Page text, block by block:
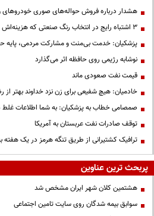
هشدار درباره فروش حواله‌های صوری خودروهای
3 اشتباه رایج در انتخاب رنگ صنعتی که هزینه‌اش را سال‌ها می‌پردازید...
پزشکیان: خدمت بی‌منت و مشارکت مردمی،
نوشابه رژیمی روی حافظه اثر می‌گذارد
قیمت نفت صعودی ماند
خادمیان: هیچ شفیعی برای زن نزد خداوند بهتر
صمصامی خطاب به پزشکیان: به شما اطلاعات غلط
توقف صادرات نفت عربستان به آمریکا
ترافیک کشتیرانی از طریق تنگه هرمز در یک هفته به ۳۳ کشتی کاهش
پربحث ترین عناوین
هشتمین کلان شهر ایران مشخص شد
سوابق بیمه شدگان روی سایت تامین اجتماعی